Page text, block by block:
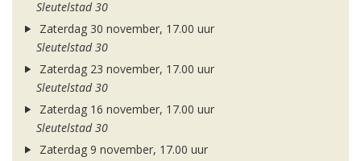
Sleutelstad 30
Zaterdag 30 november, 17.00 uur
Sleutelstad 30
Zaterdag 23 november, 17.00 uur
Sleutelstad 30
Zaterdag 16 november, 17.00 uur
Sleutelstad 30
Zaterdag 9 november, 17.00 uur